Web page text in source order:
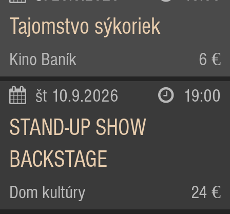
Tajomstvo sýkoriek
Kino Baník 6 €
št 10.9.2026 19:00
STAND-UP SHOW
BACKSTAGE
Dom kultúry 24 €